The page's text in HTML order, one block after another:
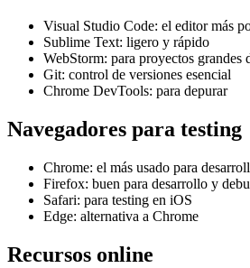
Visual Studio Code: el editor más
Sublime Text: ligero y rápido
WebStorm: para proyectos grandes
Git: control de versiones esencial
Chrome DevTools: para depurar
Navegadores para testing
Chrome: el más usado para
Firefox: buen para desarrollo y
Safari: para testing en iOS
Edge: alternativa a Chrome
Recursos online